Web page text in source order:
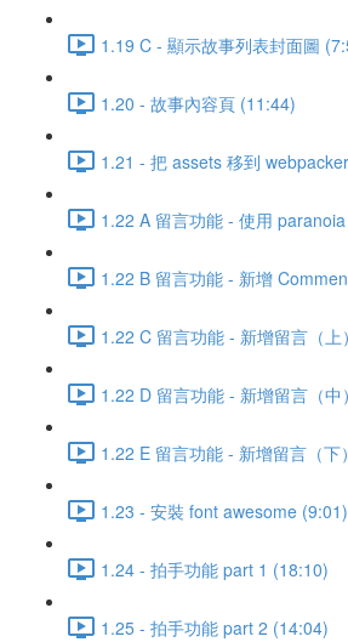
1.19 C - 顯示故事列表封面圖
1.20 - 故事內容頁 (11:44)
1.21 - 把 assets 移到
1.22 A 留言功能 - 使用
1.22 B 留言功能 - 新增
1.22 C 留言功能 - 新增留言（
1.22 D 留言功能 - 新增留言（
1.22 E 留言功能 - 新增留言（下
1.23 - 安裝 font awesome (9:01)
1.24 - 拍手功能 part 1 (18:10)
1.25 - 拍手功能 part 2 (14:04)